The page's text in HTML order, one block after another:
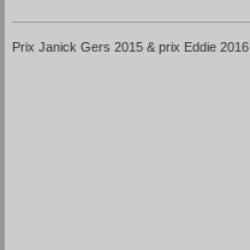
Prix Janick Gers 2015 & prix Eddie 2016